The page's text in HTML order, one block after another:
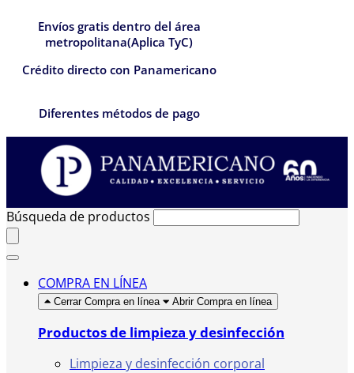
Envíos gratis dentro del área
metropolitana(Aplica TyC)
Crédito directo con Panamericano
Diferentes métodos de pago
Búsqueda de productos
COMPRA EN LÍNEA
Cerrar Compra en línea Abrir Compra en línea
Productos de limpieza y desinfección
Limpieza y desinfección corporal